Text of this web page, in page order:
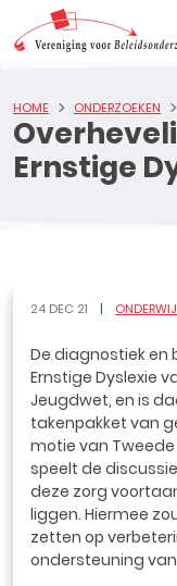
Ernstige
HOME ONDERZOEKEN
24 DEC 21
De diagnostiek en
Ernstige Dyslexie
Jeugdwet, en is
takenpakket van
motie van Tweede
speelt de
deze zorg
liggen. Hiermee
zetten op
ondersteuning